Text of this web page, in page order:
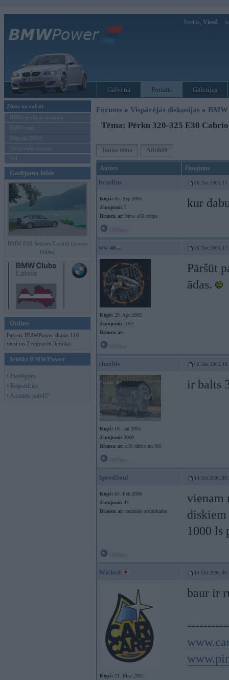
Sveiks, Viesi!
Galvenā Forums Galerijas
Ziņas un raksti
BMW modeļu jaunumi
BMW testi
Mēneša BMW
Sērijveida tūnings
Vel...
Gadījuma bilde
BMW E90 Sedans Facelift (preses
bildes)
Online
Pašreiz BMWPower skatās 116
viesi un 2 reģistrēti lietotāji.
Ienākt BMWPower
• Pieslēgties
• Reģistrēties
• Aizmirsi paroli?
Forums » Vispārējās diskusijas » BMW
Tēma: Pērku 320-325 E30 Cabrio
Jauna tēma Atbildēt
Autors Ziņojums
braslins 06. Dec 2005,
Kopš: 05. Sep 2005
Ziņojumi: 7
Braucu ar: bmw e30 coupe
kur
ww 06. Dec 2005,
Kopš: 29. Apr 2003
Ziņojumi: 1057
Braucu ar:
Pāršūt
ādas.
charbis 06. Dec 2005,
Kopš: 18. Jan 2005
Ziņojumi: 2000
Braucu ar: e30 cabrio un f06
ir balts
SpeedSoul 14. Oct 2006,
Kopš: 04. Feb 2006
Ziņojumi: 47
Braucu ar: manualo atrumkarbu
vienam
1000 ls
Wicked 14. Oct 2006,
Kopš: 21. May 2002
baur ir